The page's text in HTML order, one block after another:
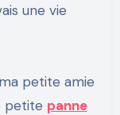
une vie
petite amie
petite panne